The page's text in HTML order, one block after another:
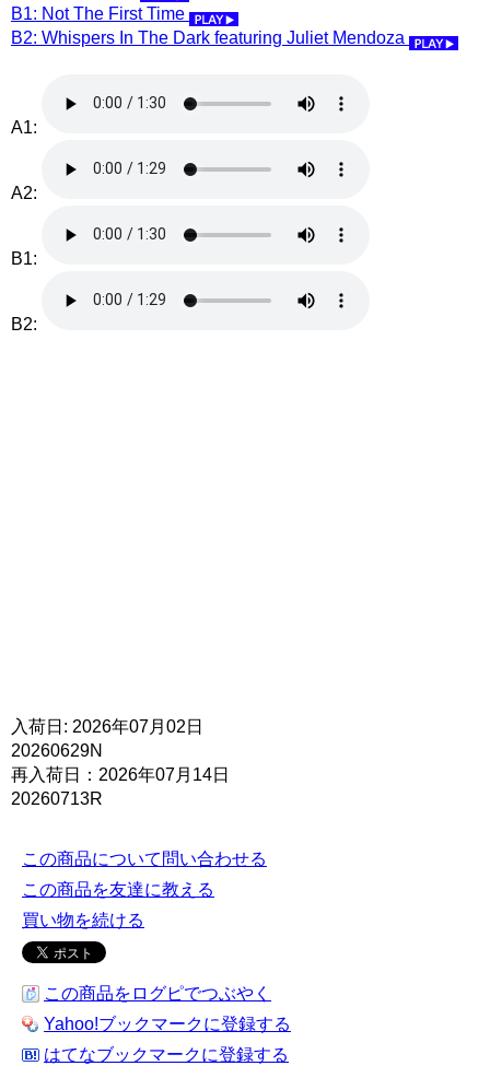
B1: Not The First Time
B2: Whispers In The Dark featuring Juliet Mendoza
A1:
A2:
B1:
B2:
入荷日: 2026年07月02日
20260629N
再入荷日：2026年07月14日
20260713R
この商品について問い合わせる
この商品を友達に教える
買い物を続ける
この商品をログピでつぶやく
Yahoo!ブックマークに登録する
はてなブックマークに登録する